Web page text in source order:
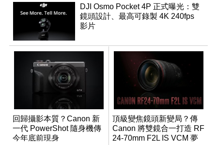
DJI Osmo Pocket 4P 正式曝光：雙
鏡頭設計、最高可錄製 4K 240fps
影片
回歸攝影本質？Canon 新
一代 PowerShot 隨身機傳
今年底前現身
頂級變焦鏡頭新變局？傳
Canon 將雙鏡合一打造 RF
24-70mm F2L IS VCM 夢